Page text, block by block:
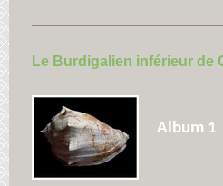
Le Burdigalien inférieur de
Album 1